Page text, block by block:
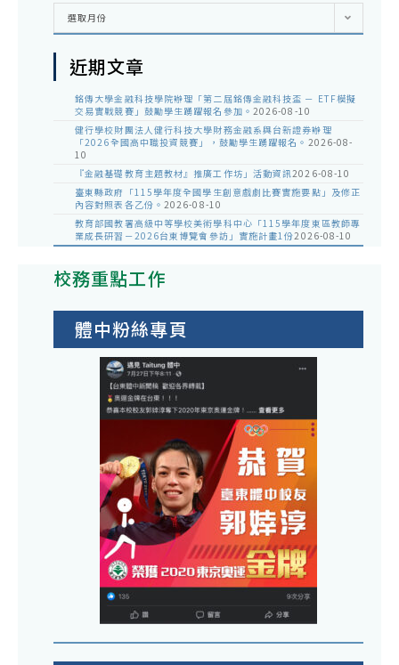
彙
選取月份
近期文章
銘傳大學金融科技學院辦理「第二屆銘傳金融科技盃 － ETF模擬
交易實戰競賽」鼓勵學生踴躍報名參加。 2026-08-10
健行學校財團法人健行科技大學財務金融系與台新證券辦理
「2026全國高中職投資競賽」，鼓勵學生踴躍報名。 2026-08-
10
『金融基礎教育主題教材』推廣工作坊」活動資訊2026-08-10
臺東縣政府「115學年度全國學生創意戲劇比賽實施要點」及修正
內容對照表各乙份。 2026-08-10
教育部國教署高級中等學校美術學科中心「115學年度東區教師專
業成長研習－2026台東博覽會參訪」實施計畫1份2026-08-10
校務重點工作
體中粉絲專頁